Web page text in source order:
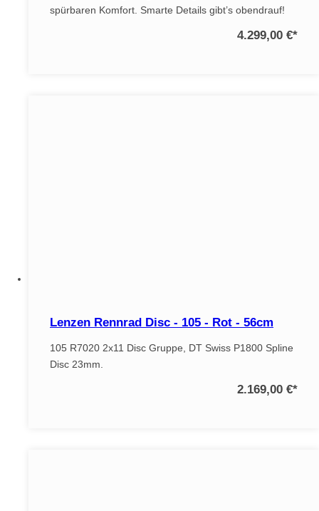
spürbaren Komfort. Smarte Details gibt’s obendrauf!
4.299,00 €*
Lenzen Rennrad Disc - 105 - Rot - 56cm
105 R7020 2x11 Disc Gruppe, DT Swiss P1800 Spline
Disc 23mm.
2.169,00 €*